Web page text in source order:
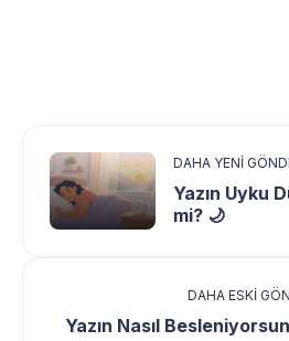
DAHA YENI
Yazın Uyku
mi? 🌙
DAHA ESKI
Yazın Nasıl